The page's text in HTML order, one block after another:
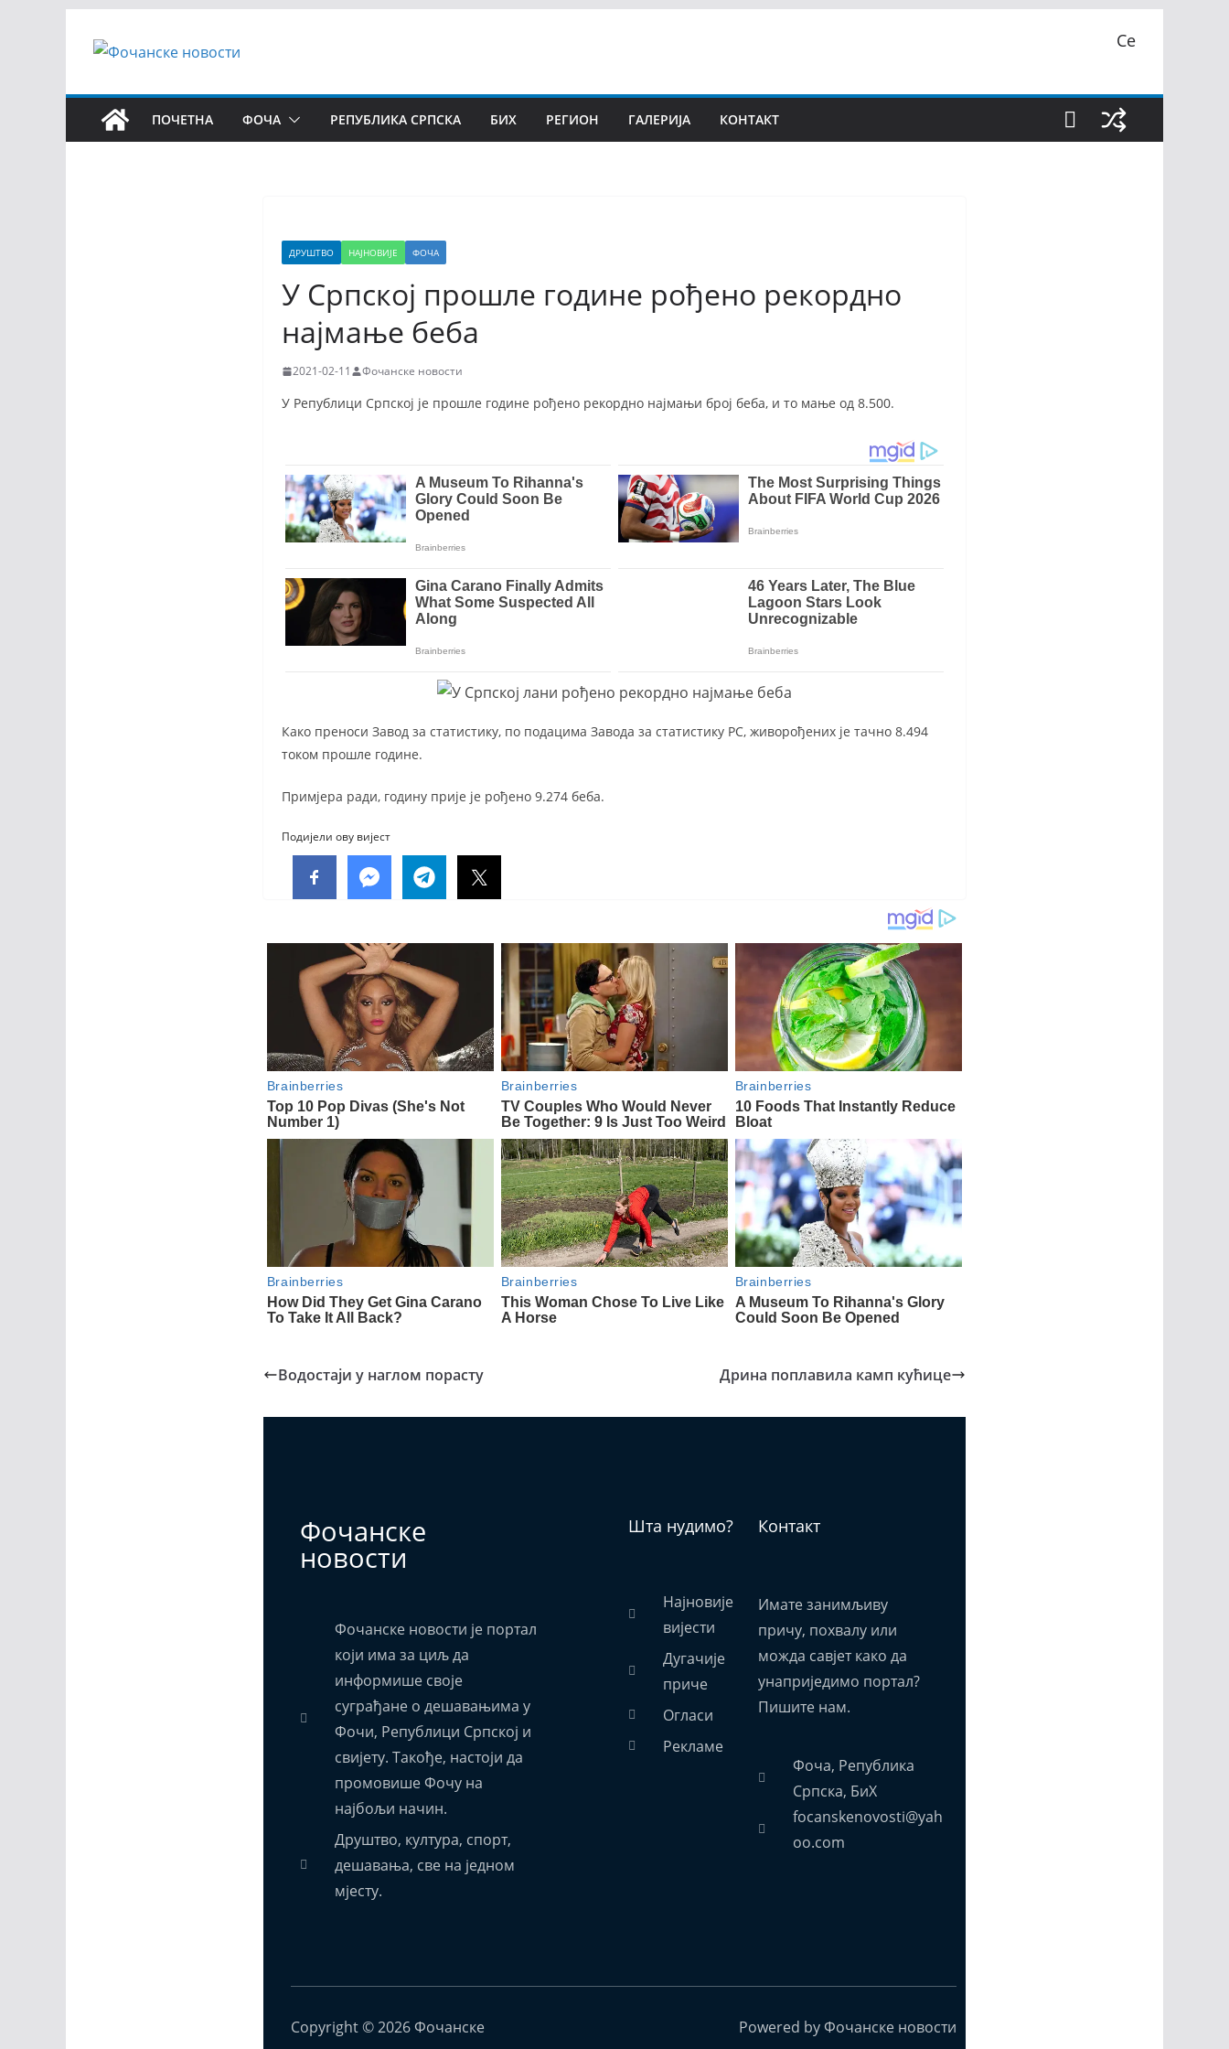
Се
ПОЧЕТНА ФОЧА РЕПУБЛИКА СРПСКА БИХ РЕГИОН ГАЛЕРИЈА КОНТАКТ
ДРУШТВО НАЈНОВИЈЕ ФОЧА
У Српској прошле године рођено рекордно
најмање беба
2021-02-11 Фочанске новости
У Републици Српској је прошле године рођено рекордно најмањи број беба, и то мање од 8.500.
Како преноси Завод за статистику, по подацима Завода за статистику РС, живорођених је тачно 8.494
током прошле године.
Примјера ради, годину прије је рођено 9.274 беба.
Подијели ову вијест
Водостаји у наглом порасту Дрина поплавила камп кућице
Фочанске
новости
Фочанске новости је портал
који има за циљ да
информише своје
суграђане о дешавањима у
Фочи, Републици Српској и
свијету. Такође, настоји да
промовише Фочу на
најбољи начин.
Друштво, култура, спорт,
дешавања, све на једном
мјесту.
Шта нудимо?
Најновије
вијести
Дугачије
приче
Огласи
Рекламе
Контакт
Имате занимљиву
причу, похвалу или
можда савјет како да
унаприједимо портал?
Пишите нам.
Фоча, Република
Српска, БиХ
focanskenovosti@yah
oo.com
Copyright © 2026 Фочанске
Powered by Фочанске новости